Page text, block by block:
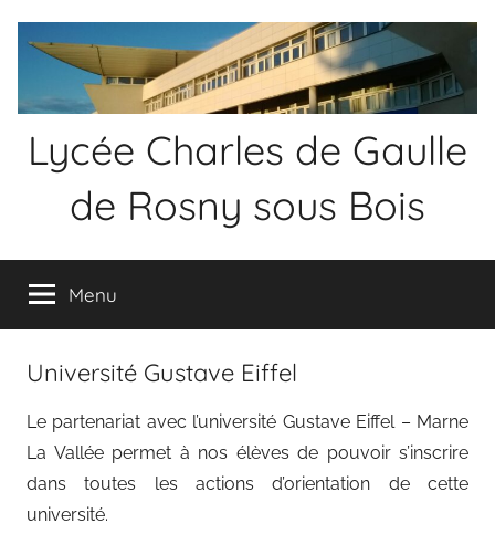
Lycée Charles de Gaulle
de Rosny sous Bois
Menu
Université Gustave Eiffel
Le partenariat avec l’université Gustave Eiffel – Marne
La Vallée permet à nos élèves de pouvoir s’inscrire
dans toutes les actions d’orientation de cette
université.